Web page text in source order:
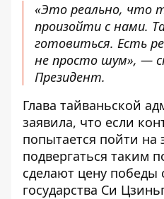
«Это реально, что
произойти с нами.
готовиться. Есть
не просто шум», —
Президент.
Глава тайваньской
заявила, что если
попытается пойти на
подвергаться таким
сделают цену
государства Си